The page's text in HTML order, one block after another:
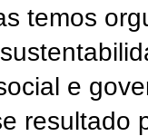
temos
e
resultado